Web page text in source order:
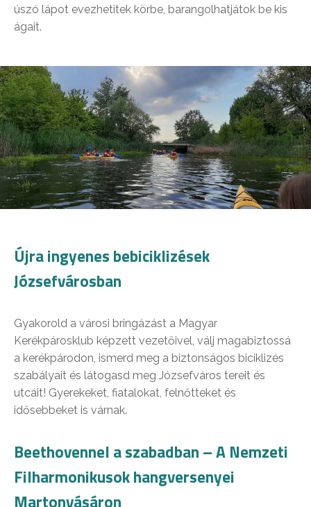
úszó lápot evezhetitek körbe, barangolhatjátok be kis
ágait.
Újra ingyenes bebiciklizések
Józsefvárosban
Gyakorold a városi bringázást a Magyar
Kerékpárosklub képzett vezetőivel, válj magabiztossá
a kerékpárodon, ismerd meg a biztonságos biciklizés
szabályait és látogasd meg Józsefváros tereit és
utcáit! Gyerekeket, fiatalokat, felnőtteket és
idősebbeket is várnak.
Beethovennel a szabadban – A Nemzeti
Filharmonikusok hangversenyei
Martonvásáron